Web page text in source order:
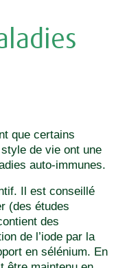
que certains
de vie ont une
auto-immunes.
Il est conseillé
(des études
des
de l’iode par la
en sélénium. En